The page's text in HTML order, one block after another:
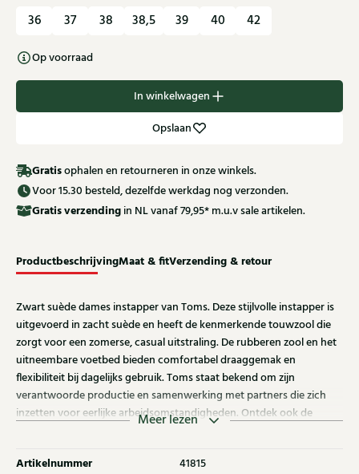
36 37 38 38,5 39 40 42
Op voorraad
In winkelwagen
Opslaan
Gratisophalen en retourneren in onze winkels.
Voor 15.30 besteld, dezelfde werkdag nog verzonden.
Gratisverzending in NL vanaf 79,95* m.u.v sale artikelen.
ProductbeschrijvingMaat & fitVerzending & retour
Zwart suède dames instapper van Toms. Deze stijlvolle instapper is
uitgevoerd in zacht suède en heeft de kenmerkende touwzool die
zorgt voor een zomerse, casual uitstraling. De rubberen zool en het
uitneembare voetbed bieden comfortabel draaggemak en
flexibiliteit bij dagelijks gebruik. Toms staat bekend om zijn
verantwoorde productie en samenwerking met partners die zich
inzetten voor eerlijke arbeidsomstandigheden. Ontdek ook de
Meer lezen
Artikelnummer 41815